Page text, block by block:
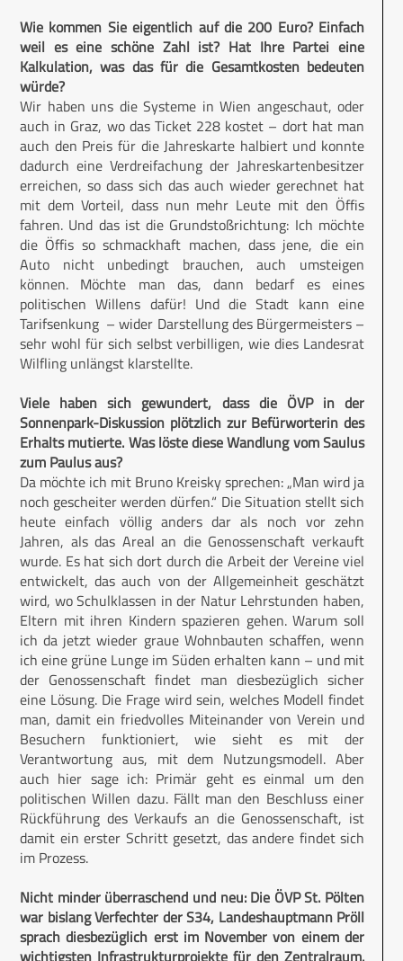
Wie kommen Sie eigentlich auf die 200 Euro? Einfach
weil es eine schöne Zahl ist? Hat Ihre Partei eine
Kalkulation, was das für die Gesamtkosten bedeuten
würde?
Wir haben uns die Systeme in Wien angeschaut, oder
auch in Graz, wo das Ticket 228 kostet – dort hat man
auch den Preis für die Jahreskarte halbiert und konnte
dadurch eine Verdreifachung der Jahreskartenbesitzer
erreichen, so dass sich das auch wieder gerechnet hat
mit dem Vorteil, dass nun mehr Leute mit den Öffis
fahren. Und das ist die Grundstoßrichtung: Ich möchte
die Öffis so schmackhaft machen, dass jene, die ein
Auto nicht unbedingt brauchen, auch umsteigen
können. Möchte man das, dann bedarf es eines
politischen Willens dafür! Und die Stadt kann eine
Tarifsenkung – wider Darstellung des Bürgermeisters –
sehr wohl für sich selbst verbilligen, wie dies Landesrat
Wilfling unlängst klarstellte.
Viele haben sich gewundert, dass die ÖVP in der
Sonnenpark-Diskussion plötzlich zur Befürworterin des
Erhalts mutierte. Was löste diese Wandlung vom Saulus
zum Paulus aus?
Da möchte ich mit Bruno Kreisky sprechen: „Man wird ja
noch gescheiter werden dürfen.“ Die Situation stellt sich
heute einfach völlig anders dar als noch vor zehn
Jahren, als das Areal an die Genossenschaft verkauft
wurde. Es hat sich dort durch die Arbeit der Vereine viel
entwickelt, das auch von der Allgemeinheit geschätzt
wird, wo Schulklassen in der Natur Lehrstunden haben,
Eltern mit ihren Kindern spazieren gehen. Warum soll
ich da jetzt wieder graue Wohnbauten schaffen, wenn
ich eine grüne Lunge im Süden erhalten kann – und mit
der Genossenschaft findet man diesbezüglich sicher
eine Lösung. Die Frage wird sein, welches Modell findet
man, damit ein friedvolles Miteinander von Verein und
Besuchern funktioniert, wie sieht es mit der
Verantwortung aus, mit dem Nutzungsmodell. Aber
auch hier sage ich: Primär geht es einmal um den
politischen Willen dazu. Fällt man den Beschluss einer
Rückführung des Verkaufs an die Genossenschaft, ist
damit ein erster Schritt gesetzt, das andere findet sich
im Prozess.
Nicht minder überraschend und neu: Die ÖVP St. Pölten
war bislang Verfechter der S34, Landeshauptmann Pröll
sprach diesbezüglich erst im November von einem der